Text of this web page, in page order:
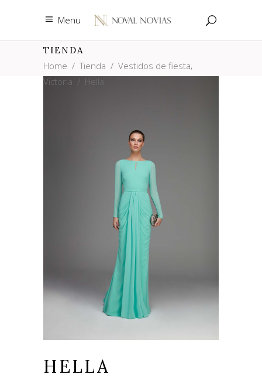
Menu
TIENDA
Home /Tienda / Vestidos de fiesta,
Victoria / Hella
HELLA